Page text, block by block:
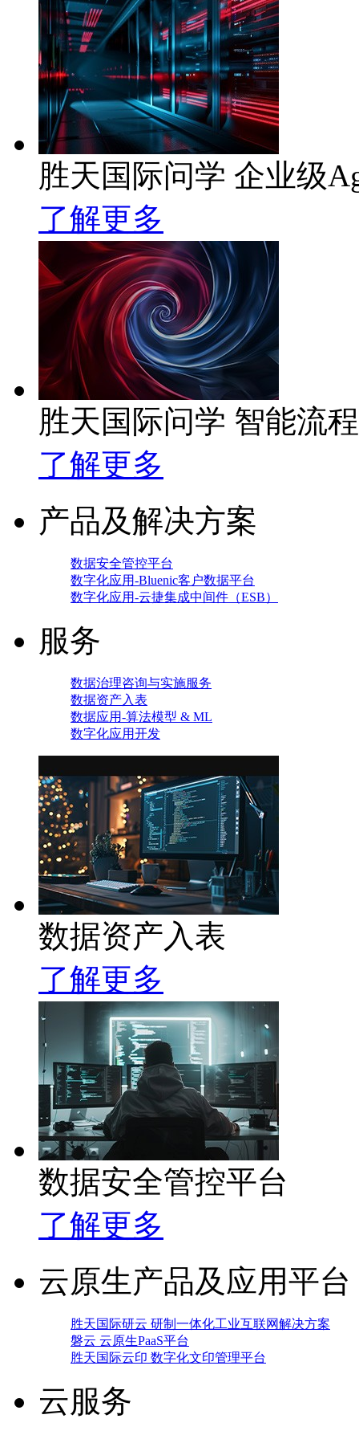
胜天国际问学 企业级
了解更多
胜天国际问学 智能流
了解更多
产品及解决方案
数据安全管控平台
数字化应用-Bluenic客户数据平台
数字化应用-云捷集成中间件（ESB）
服务
数据治理咨询与实施服务
数据资产入表
数据应用-算法模型 & ML
数字化应用开发
数据资产入表
了解更多
数据安全管控平台
了解更多
云原生产品及应用平台
胜天国际研云 研制一体化工业互联网解决方案
磐云 云原生PaaS平台
胜天国际云印 数字化文印管理平台
云服务